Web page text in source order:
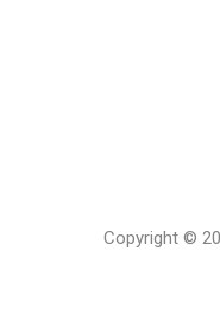
Copyright ©